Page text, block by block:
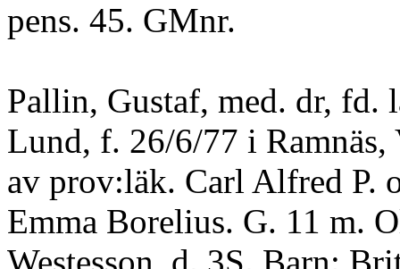
pens. 45. GMnr.
Pallin, Gustaf, med. dr, fd.
Lund, f. 26/6/77 i Ramnäs,
av prov:läk. Carl Alfred P.
Emma Borelius. G. 11 m.